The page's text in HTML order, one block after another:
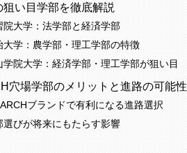
狙い目学部を徹底解説
院大学：法学部と経済学部
大学：農学部・理工学部の特徴
学院大学：経済学部・理工学部が狙い目
穴場学部のメリットと進路の可能性
ブランドで有利になる進路選択
選びが将来にもたらす影響